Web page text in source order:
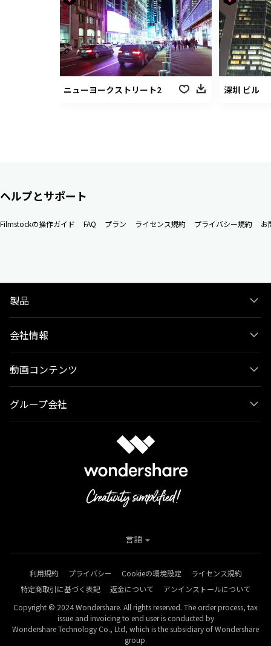
ニューヨークストリート2 深圳 ビル
ヘルプとサポート
Filmstockの操作ガイド FAQ プラン ライセンス規約 プライバシー規約 お
製品
会社情報
動画コンテンツ
グループ会社
利用規約 プライバシー Cookieの環境設定
ライセンス規約
特定商取引に基づく表記
返金について
アンインストールについて
Copyright © 2024 Wondershare. All rights reserved. The order process, tax
issue and invoicing to end user is conducted by
Wondershare Technology Co., Ltd, which is the subsidiary of Wondershare
group.
言語